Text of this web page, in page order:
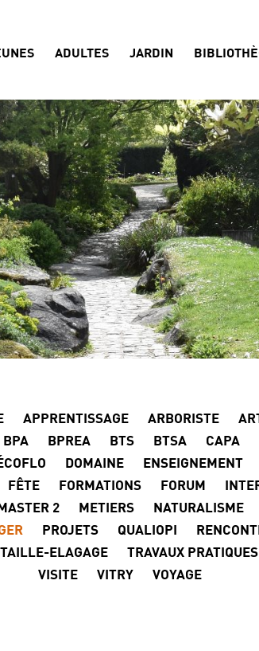
ADULTES JARDIN
APPRENTISSAGE ARBORISTE
BPA BPREA BTS BTSA CAPA
DOMAINE ENSEIGNEMENT
FÊTE FORMATIONS FORUM
2 METIERS NATURALISME
PROJETS QUALIOPI
TAILLE-ELAGAGE TRAVAUX PRATIQUES
VISITE
VITRY VOYAGE